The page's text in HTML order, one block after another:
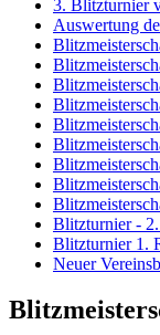
3. Blitzturnier
Auswertung
Blitzturnier -
Blitzturnier 1.
Neuer